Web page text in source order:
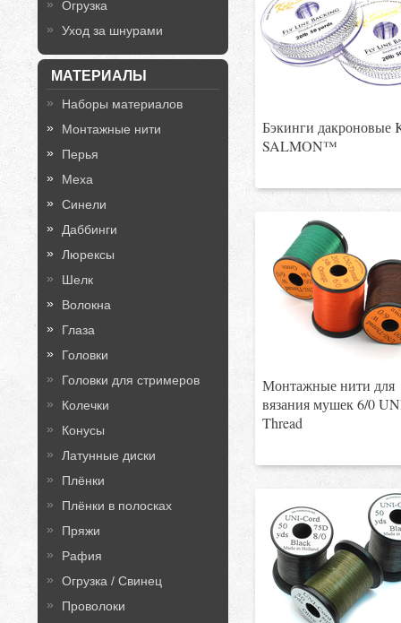
Огрузка
Уход за шнурами
МАТЕРИАЛЫ
Наборы материалов
Монтажные нити
Перья
Меха
Синели
Даббинги
Люрексы
Шелк
Волокна
Глаза
Головки
Головки для стримеров
Колечки
Конусы
Латунные диски
Плёнки
Плёнки в полосках
Пряжи
Рафия
Огрузка / Свинец
Проволоки
Бэкинги дакроновые
SALMON™
Монтажные нити для
вязания мушек 6/0
Thread